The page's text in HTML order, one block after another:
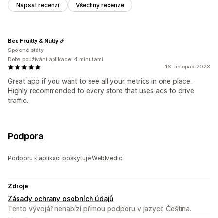
Napsat recenzi Všechny recenze
16. listopad 2023
Great app if you want to see all your metrics in one place.
Highly recommended to every store that uses ads to drive
traffic.
Bee Fruitty & Nutty
Spojené státy
Doba používání aplikace: 4 minutami
Podpora
Podporu k aplikaci poskytuje WebMedic.
Zdroje
Zásady ochrany osobních údajů
Tento vývojář nenabízí přímou podporu v jazyce Čeština.